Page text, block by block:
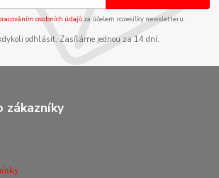
osobních údajůza účelem rozesílky newsletteru.
odhlásit. Zasíláme jednou za 14 dní.
zákazníky